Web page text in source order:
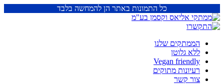
כל התמונות באתר הן להמחשה בלבד
הממתקים שלנו
ללא גלוטן
Vegan friendly
רעיונות מתוקים
צור קשר